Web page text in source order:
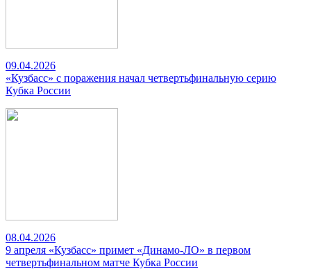
09.04.2026
«Кузбасс» с поражения начал четвертьфинальную серию
Кубка России
08.04.2026
9 апреля «Кузбасс» примет «Динамо-ЛО» в первом
четвертьфинальном матче Кубка России